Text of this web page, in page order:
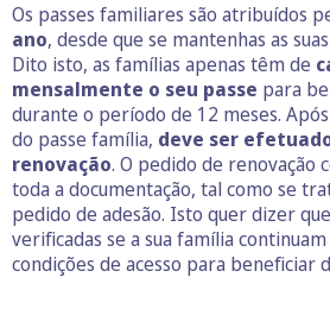
Os passes familiares são atribuídos
ano, desde que se mantenhas as
Dito isto, as famílias apenas têm de
mensalmente o seu passe para
durante o período de 12 meses.
do passe família, deve ser
renovação. O pedido de renovação
toda a documentação, tal como se
pedido de adesão. Isto quer dizer
verificadas se a sua família
condições de acesso para beneficiar